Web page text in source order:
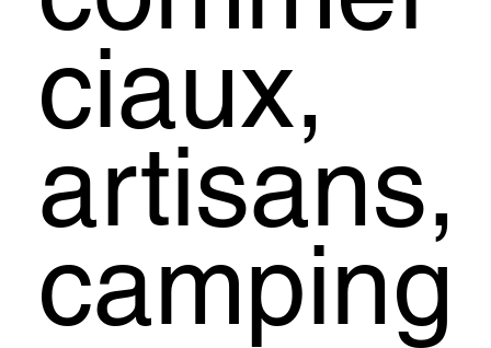
ciaux,
artisans,
camping